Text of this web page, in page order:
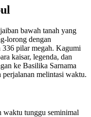
bawah tanah yang
lorong dengan
336 pilar megah. Kagumi
kaisar, legenda, dan
ke Basilika Sarnama
melintasi waktu.
waktu tunggu seminimal